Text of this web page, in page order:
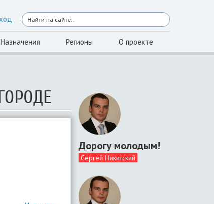
Назначения Регионы О проекте
Дорогу молодым!
Сергей Никитский